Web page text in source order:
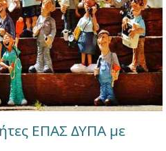
ΕΠΑΣ ΔΥΠΑ με